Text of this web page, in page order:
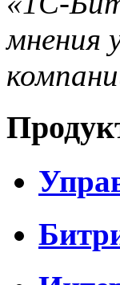
мнения